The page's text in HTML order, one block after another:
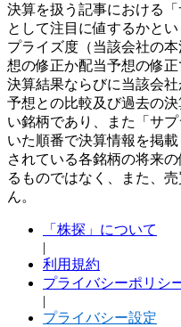
決算を扱う記事における
として注目に値するかと
プライズ度（当該会社の
想の修正か配当予想の修
決算結果ならびに当該会
予想との比較及び過去の
い銘柄であり、また「サ
いた順番で決算情報を掲
されている各銘柄の将来
るものではなく、また、
ん。
「株探」について
|
利用規約
プライバシーポリシ
|
プライバシー設定